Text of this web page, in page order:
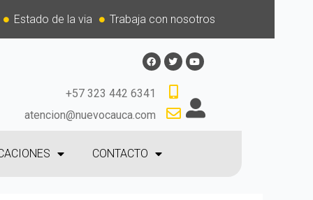
Estado de la via Trabaja con nosotros
+57 323 442 6341
atencion@nuevocauca.com
CONTACTO